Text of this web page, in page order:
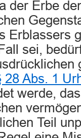
der Erbe
Erblassers
sei,
28 Abs. 1
werde,
Teil